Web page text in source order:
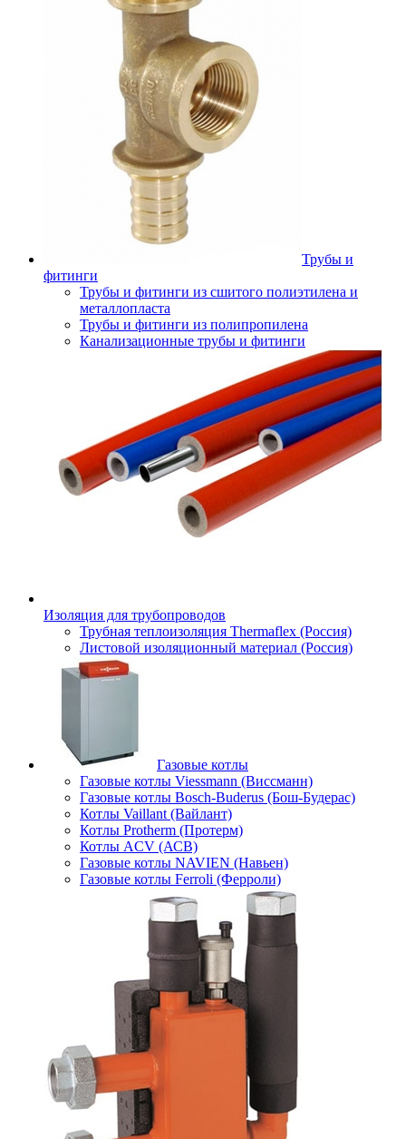
Трубы и
фитинги
Трубы и фитинги из сшитого полиэтилена и
металлопласта
Трубы и фитинги из полипропилена
Канализационные трубы и фитинги
Изоляция для трубопроводов
Трубная теплоизоляция Thermaflex (Россия)
Листовой изоляционный материал (Россия)
Газовые котлы
Газовые котлы Viessmann (Виссманн)
Газовые котлы Bosch-Buderus (Бош-Будерас)
Котлы Vaillant (Вайлант)
Котлы Protherm (Протерм)
Котлы ACV (АСВ)
Газовые котлы NAVIEN (Навьен)
Газовые котлы Ferroli (Ферроли)